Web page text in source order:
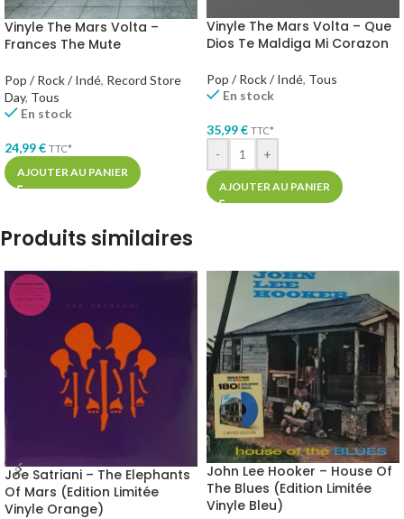
Vinyle The Mars Volta –
Frances The Mute
Pop / Rock / Indé, Record Store
Day, Tous
En stock
24,99€ TTC*
AJOUTER AU PANIER
Vinyle The Mars Volta – Que
Dios Te Maldiga Mi Corazon
Pop / Rock / Indé, Tous
En stock
35,99€ TTC*
- +
AJOUTER AU PANIER
Produits similaires
Joe Satriani – The Elephants
Of Mars (Edition Limitée
Vinyle Orange)
John Lee Hooker – House Of
The Blues (Edition Limitée
Vinyle Bleu)